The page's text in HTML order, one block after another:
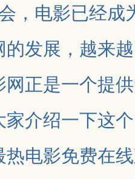
，电影已经成
的发展，越来
网正是一个提
介绍一下这
热电影免费在